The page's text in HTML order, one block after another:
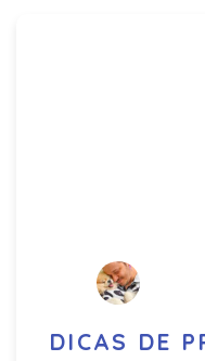
DICAS DE